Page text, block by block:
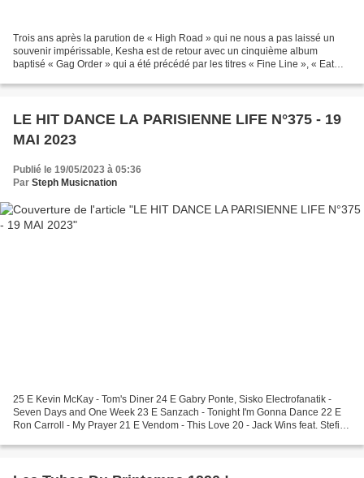
Trois ans après la parution de « High Road » qui ne nous a pas laissé un
souvenir impérissable, Kesha est de retour avec un cinquième album
baptisé « Gag Order » qui a été précédé par les titres « Fine Line », « Eat
LE HIT DANCE LA PARISIENNE LIFE N°375 - 19
MAI 2023
Publié le 19/05/2023 à 05:36
Par Steph Musicnation
25 E Kevin McKay - Tom's Diner 24 E Gabry Ponte, Sisko Electrofanatik -
Seven Days and One Week 23 E Sanzach - Tonight I'm Gonna Dance 22 E
Ron Carroll - My Prayer 21 E Vendom - This Love 20 - Jack Wins feat. Stefi